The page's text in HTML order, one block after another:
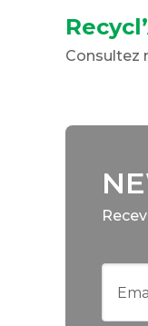
Consultez